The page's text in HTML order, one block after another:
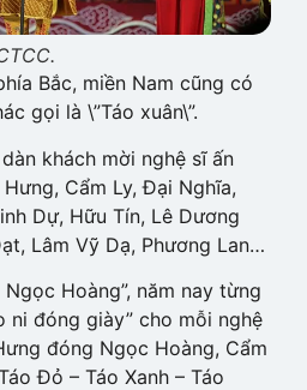
Bắc, miền Nam cũng có
gọi là \”Táo xuân\”.
khách mời nghệ sĩ ấn
Cẩm Ly, Đại Nghĩa,
Dự, Hữu Tín, Lê Dương
Lâm Vỹ Dạ, Phương Lan…
Hoàng”, năm nay từng
ni đóng giày” cho mỗi nghệ
đóng Ngọc Hoàng, Cẩm
Đỏ – Táo Xanh – Táo